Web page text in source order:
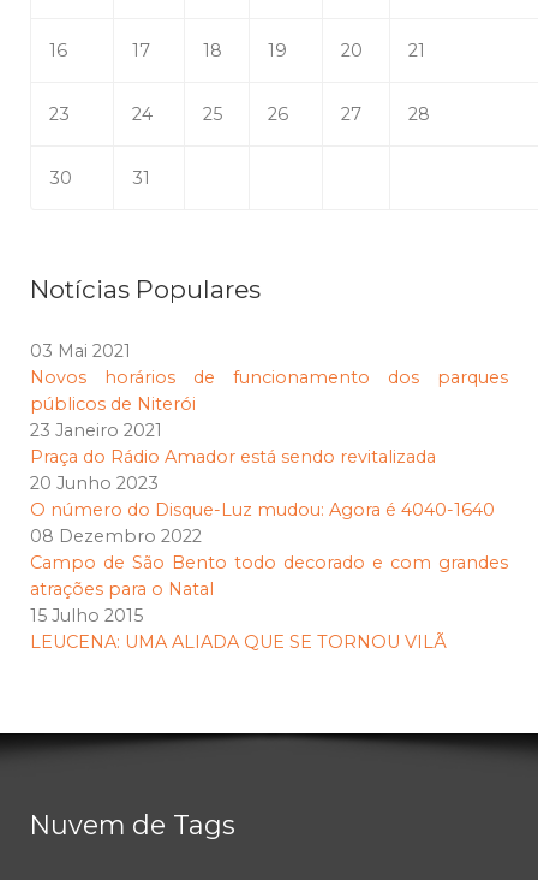
16 17 18 19 20 21
23 24 25 26 27 28
30 31
Notícias Populares
03 Mai 2021
Novos horários de funcionamento dos parques
públicos de Niterói
23 Janeiro 2021
Praça do Rádio Amador está sendo revitalizada
20 Junho 2023
O número do Disque-Luz mudou: Agora é 4040-1640
08 Dezembro 2022
Campo de São Bento todo decorado e com grandes
atrações para o Natal
15 Julho 2015
LEUCENA: UMA ALIADA QUE SE TORNOU VILÃ
Nuvem de Tags